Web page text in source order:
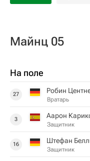
Майнц 05
На поле
27 Робин
Вратарь
3 Аарон
Защитник
16 Штефан
Защитник